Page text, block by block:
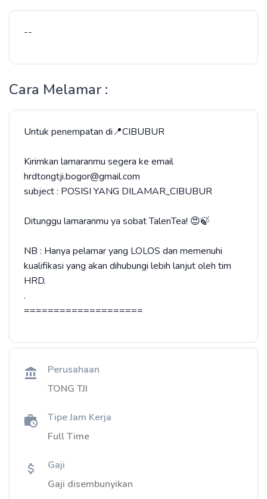
--
Cara Melamar :
Untuk penempatan di📍CIBUBUR
Kirimkan lamaranmu segera ke email
hrdtongtji.bogor@gmail.com
subject : POSISI YANG DILAMAR_CIBUBUR
Ditunggu lamaranmu ya sobat TalenTea! 😍🍃
NB : Hanya pelamar yang LOLOS dan memenuhi
kualifikasi yang akan dihubungi lebih lanjut oleh tim
HRD.
.
====================
Perusahaan
TONG TJI
Tipe Jam Kerja
Full Time
Gaji
Gaji disembunyikan